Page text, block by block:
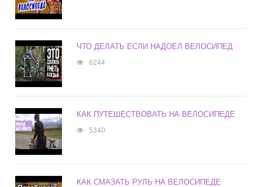
ЧТО ДЕЛАТЬ ЕСЛИ НАДОЕЛ ВЕЛОСИПЕД
6244
КАК ПУТЕШЕСТВОВАТЬ НА ВЕЛОСИПЕДЕ
5340
КАК СМАЗАТЬ РУЛЬ НА ВЕЛОСИПЕДЕ